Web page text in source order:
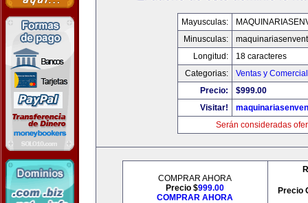
Mayusculas:
Minusculas:
Longitud:
18 caracteres
Categorias:
Ventas y
Precio:
$999.00
Visitar!
Serán consideradas
COMPRAR AHORA
Precio $999.00
COMPRAR AHORA
Precio